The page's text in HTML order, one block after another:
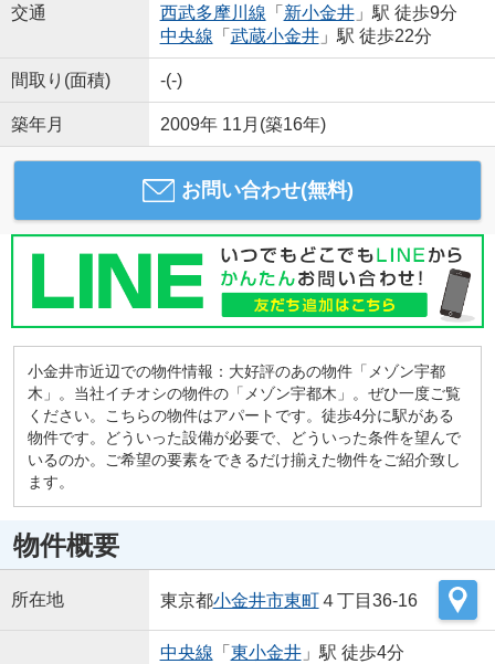
交通
西武多摩川線 「 新小金井」駅 徒歩9分
中央線 「 武蔵小金井」駅 徒歩22分
間取り(面積) -(-)
築年月 2009年 11月(築16年)
お問い合わせ(無料)
小金井市近辺での物件情報：大好評のあの物件「メゾン宇都
木」。当社イチオシの物件の「メゾン宇都木」。ぜひ一度ご覧
ください。こちらの物件はアパートです。徒歩4分に駅がある
物件です。どういった設備が必要で、どういった条件を望んで
いるのか。ご希望の要素をできるだけ揃えた物件をご紹介致し
ます。
物件概要
所在地 東京都小金井市東町４丁目36-16
中央線 「 東小金井」駅 徒歩4分